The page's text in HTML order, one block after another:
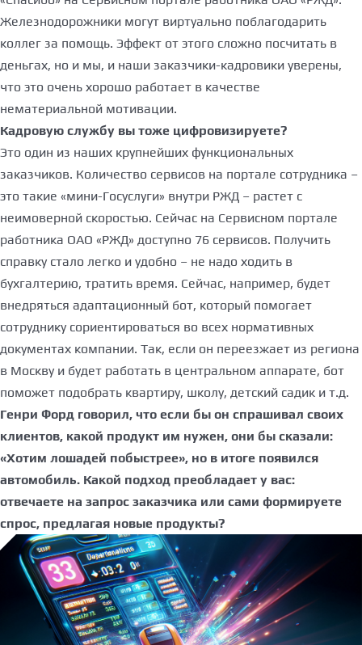
Железнодорожники могут виртуально поблагодарить
коллег за помощь. Эффект от этого сложно посчитать в
деньгах, но и мы, и наши заказчики-кадровики уверены,
что это очень хорошо работает в качестве
нематериальной мотивации.
Кадровую службу вы тоже цифровизируете?
Это один из наших крупнейших функциональных
заказчиков. Количество сервисов на портале сотрудника –
это такие «мини-Госуслуги» внутри РЖД – растет с
неимоверной скоростью. Сейчас на Сервисном портале
работника ОАО «РЖД» доступно 76 сервисов. Получить
справку стало легко и удобно – не надо ходить в
бухгалтерию, тратить время. Сейчас, например, будет
внедряться адаптационный бот, который помогает
сотруднику сориентироваться во всех нормативных
документах компании. Так, если он переезжает из региона
в Москву и будет работать в центральном аппарате, бот
поможет подобрать квартиру, школу, детский садик и т.д.
Генри Форд говорил, что если бы он спрашивал своих
клиентов, какой продукт им нужен, они бы сказали:
«Хотим лошадей побыстрее», но в итоге появился
автомобиль. Какой подход преобладает у вас:
отвечаете на запрос заказчика или сами формируете
спрос, предлагая новые продукты?